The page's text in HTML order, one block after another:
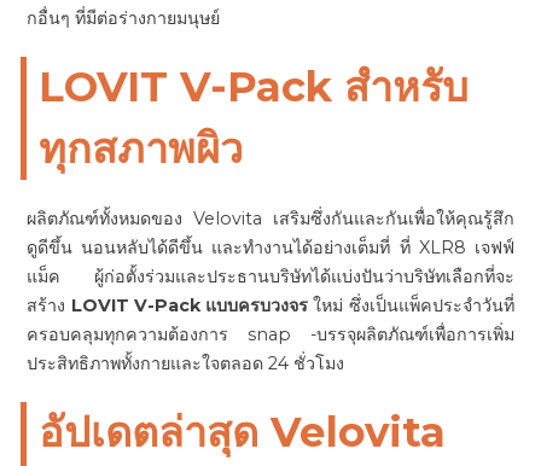
กอื่นๆ ที่มีต่อร่างกายมนุษย์
LOVITV-Pack สำหรับ
ทุกสภาพผิว
ผลิตภัณฑ์ทั้งหมดของ Velovita เสริมซึ่งกันและกันเพื่อให้คุณรู้สึก
ดูดีขึ้น นอนหลับได้ดีขึ้น และทำงานได้อย่างเต็มที่ ที่ XLR8 เจฟฟ์
แม็ค ผู้ก่อตั้งร่วมและประธานบริษัทได้แบ่งปันว่าบริษัทเลือกที่จะ
สร้าง LOVIT V-Pack แบบครบวงจร ใหม่ ซึ่งเป็นแพ็คประจำวันที่
ครอบคลุมทุกความต้องการ snap -บรรจุผลิตภัณฑ์เพื่อการเพิ่ม
ประสิทธิภาพทั้งกายและใจตลอด 24 ชั่วโมง
อัปเดตล่าสุด Velovita